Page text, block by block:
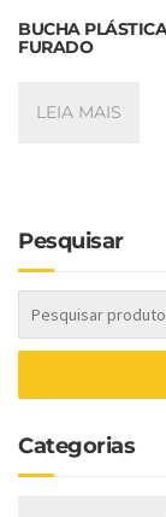
BUCHA
FURADO
LEIA MAIS
Pesquisar
Categorias